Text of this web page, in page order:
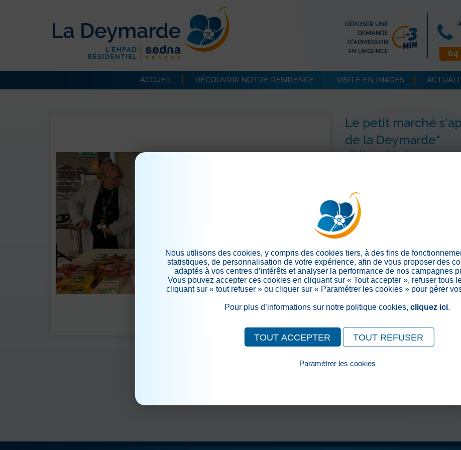
DÉPOSER UNE
DEMANDE
D'ADMISSION
EN URGENCE
04
ACCUEIL DÉCOUVRIR NOTRE RÉSIDENCE VISITE EN IMAGES
Le petit marché
de la Deymarde"
>Publié le 28/11/2025
Le petit marché s'appellera
Gourmandises et soins à prix
> Retour aux actualités
Nous utilisons des cookies, y compris des cookies tiers, à des fins de
statistiques, de personnalisation de votre expérience, afin de vous proposer des
adaptés à vos centres d’intérêts et analyser la performance de nos campagnes
Vous pouvez accepter ces cookies en cliquant sur « Tout accepter », refuser tous
cliquant sur « tout refuser » ou cliquer sur « Paramétrer les cookies » pour gérer
Pour plus d’informations sur notre politique cookies,cliquez ici.
TOUT ACCEPTER TOUT REFUSER
Paramétrer les cookies